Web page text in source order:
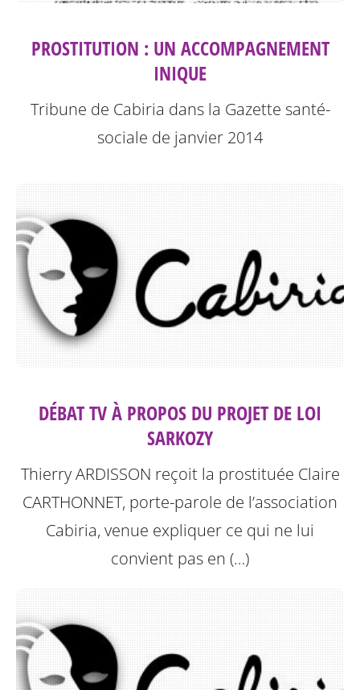
PROSTITUTION : UN ACCOMPAGNEMENT
INIQUE
Tribune de Cabiria dans la Gazette santé-
sociale de janvier 2014
DÉBAT TV À PROPOS DU PROJET DE LOI
SARKOZY
Thierry ARDISSON reçoit la prostituée Claire
CARTHONNET, porte-parole de l’association
Cabiria, venue expliquer ce qui ne lui
convient pas en (…)